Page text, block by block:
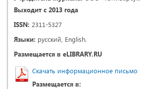
Выходит с 2013 года
ISSN: 2311-5327
Языки: русский, English.
Размещается в eLIBRARY.RU
Скачать информационное письмо
Размещается в: